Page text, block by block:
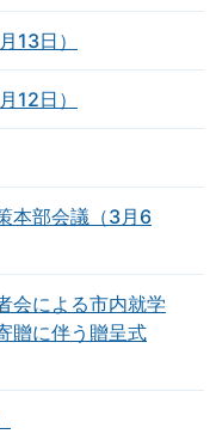
13日）
12日）
本部会議（3月6
会による市内就学
贈に伴う贈呈式